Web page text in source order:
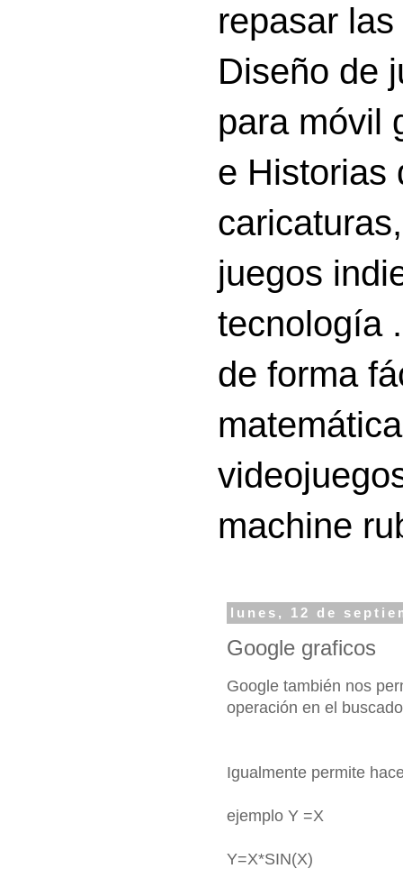
repasar
Diseño de
para móvil
e Historias
juegos
tecnología
de forma
machine
lunes, 12 de
Google graficos
Google también nos
operación en el
Igualmente permite
ejemplo Y =X
Y=X*SIN(X)